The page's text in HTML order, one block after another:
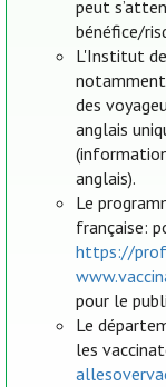
peut
bénéfice/
L'Institut
des
anglais
anglais).
Le
française:
https://
pour le
Le
les